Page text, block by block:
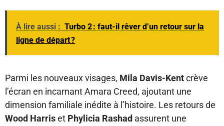
À lire aussi : Turbo 2 : faut-il rêver d’un retour sur la
ligne de départ ?
Parmi les nouveaux visages, Mila Davis-Kentcrève
l’écran en incarnant Amara Creed, ajoutant une
dimension familiale inédite à l’histoire. Les retours de
Wood Harriset Phylicia Rashad assurent une